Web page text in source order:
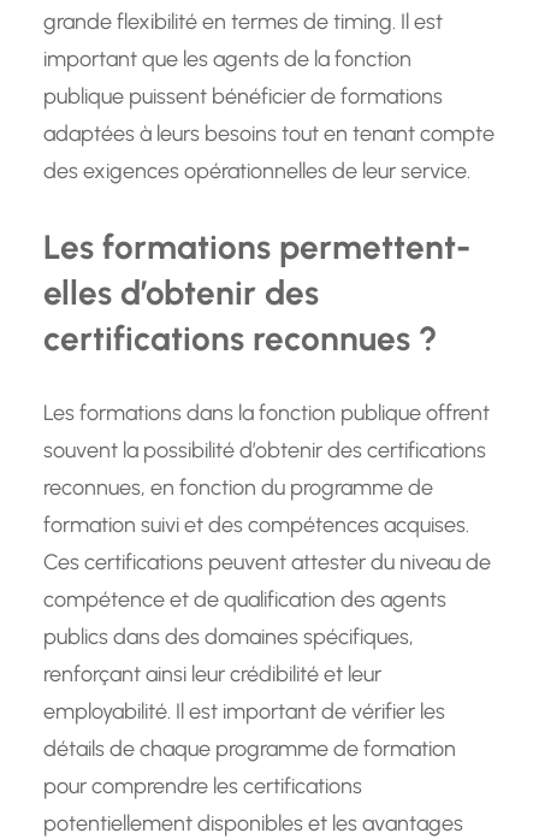
grande flexibilité en termes de timing. Il est
important que les agents de la fonction
publique puissent bénéficier de formations
adaptées à leurs besoins tout en tenant compte
des exigences opérationnelles de leur service.
Les formations permettent-
elles d’obtenir des
certifications reconnues ?
Les formations dans la fonction publique offrent
souvent la possibilité d’obtenir des certifications
reconnues, en fonction du programme de
formation suivi et des compétences acquises.
Ces certifications peuvent attester du niveau de
compétence et de qualification des agents
publics dans des domaines spécifiques,
renforçant ainsi leur crédibilité et leur
employabilité. Il est important de vérifier les
détails de chaque programme de formation
pour comprendre les certifications
potentiellement disponibles et les avantages